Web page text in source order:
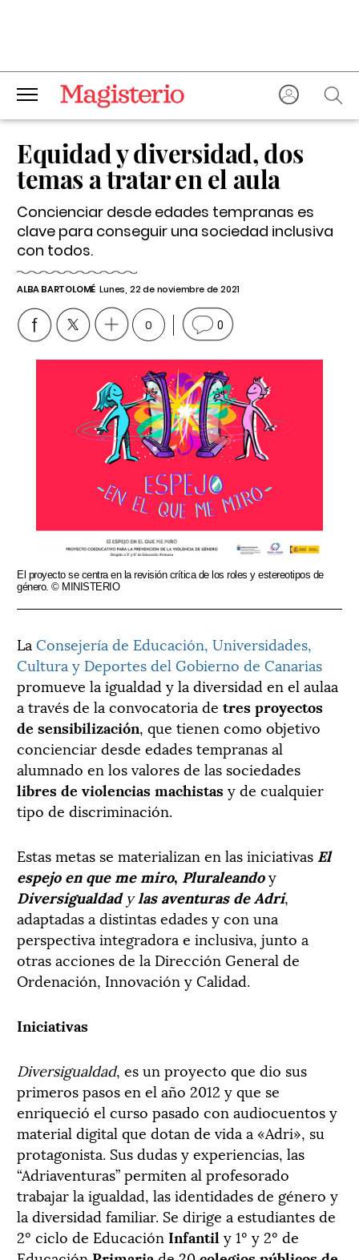
Equidad y diversidad, dos
temas a tratar en el aula
Concienciar desde edades tempranas es
clave para conseguir una sociedad inclusiva
con todos.
ALBA BARTOLOMÉ Lunes, 22 de noviembre de 2021
0 0
El proyecto se centra en la revisión crítica de los roles y estereotipos de
género. © MINISTERIO
La Consejería de Educación, Universidades,
Cultura y Deportes del Gobierno de Canarias
promueve la igualdad y la diversidad en el aulaa
a través de la convocatoria de tres proyectos
de sensibilización, que tienen como objetivo
concienciar desde edades tempranas al
alumnado en los valores de las sociedades
libres de violencias machistasy de cualquier
tipo de discriminación.
Estas metas se materializan en las iniciativas El
espejo en que me miro, Pluraleandoy
Diversigualdadylas aventuras de Adri,
adaptadas a distintas edades y con una
perspectiva integradora e inclusiva, junto a
otras acciones de la Dirección General de
Ordenación, Innovación y Calidad.
Iniciativas
Diversigualdad, es un proyecto que dio sus
primeros pasos en el año 2012 y que se
enriqueció el curso pasado con audiocuentos y
material digital que dotan de vida a «Adri», su
protagonista. Sus dudas y experiencias, las
“Adriaventuras” permiten al profesorado
trabajar la igualdad, las identidades de género y
la diversidad familiar. Se dirige a estudiantes de
2º ciclo de Educación Infantil y 1º y 2º de